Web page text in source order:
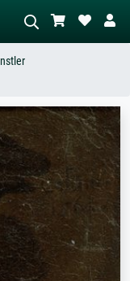
Sie die Szene – z.B. Grüne
mit viel Rot, Dunkles
Akt neben einem
Baum.